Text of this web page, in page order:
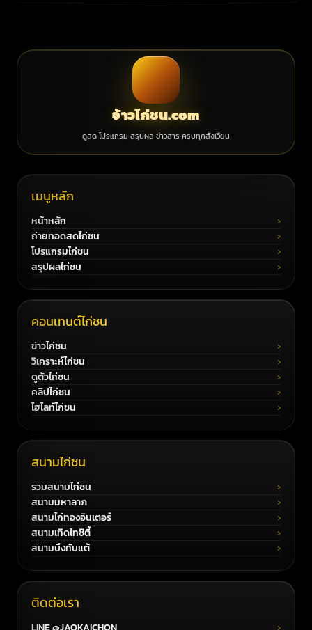
จ้าวไก่ชน.com
ดูสด โปรแกรม สรุปผล ข่าวสาร ครบทุกสังเวียน
เมนูหลัก
หน้าหลัก
ถ่ายทอดสดไก่ชน
โปรแกรมไก่ชน
สรุปผลไก่ชน
คอนเทนต์ไก่ชน
ข่าวไก่ชน
วิเคราะห์ไก่ชน
ดูตัวไก่ชน
คลิปไก่ชน
ไฮไลท์ไก่ชน
สนามไก่ชน
รวมสนามไก่ชน
สนามมหาลาภ
สนามไก่ทองอินเตอร์
สนามเทิดไทซิตี้
สนามบึงทับแต้
ติดต่อเรา